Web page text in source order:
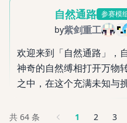
自然通路 参赛模
by紫剑重工
欢迎来到「自然通路」，
神奇的自然缚相打开万物
之中，在这个充满未知与
共 64 条 1 2 3